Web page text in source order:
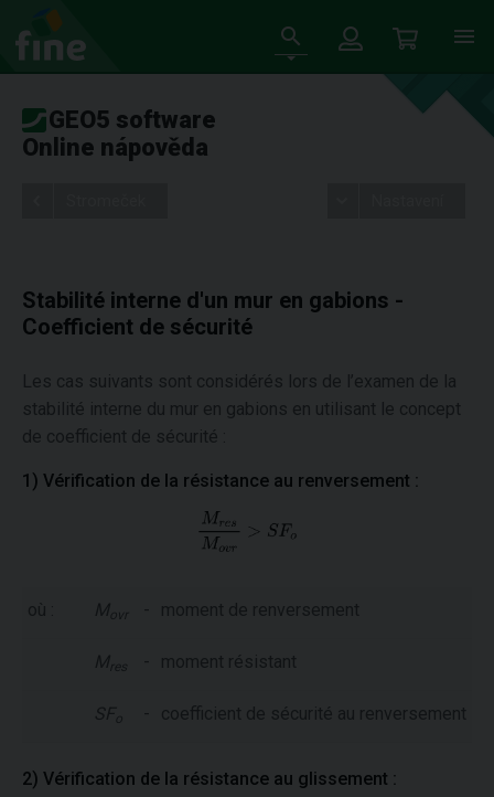
GEO5 software
Online nápověda
Stabilité interne d'un mur en gabions -
Coefficient de sécurité
Les cas suivants sont considérés lors de l’examen de la
stabilité interne du mur en gabions en utilisant le concept
de coefficient de sécurité :
1) Vérification de la résistance au renversement :
où : M ovr - moment de renversement
Mres - moment résistant
SF - coefficient de sécurité au renversement
2) Vérification de la résistance au glissement :